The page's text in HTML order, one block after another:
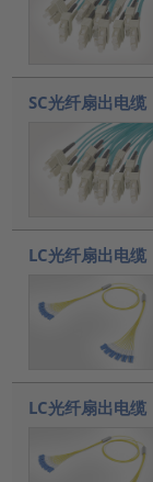
SC光纤扇出电缆
LC光纤扇出电缆
LC光纤扇出电缆